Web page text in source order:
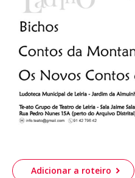
Adicionar a roteiro